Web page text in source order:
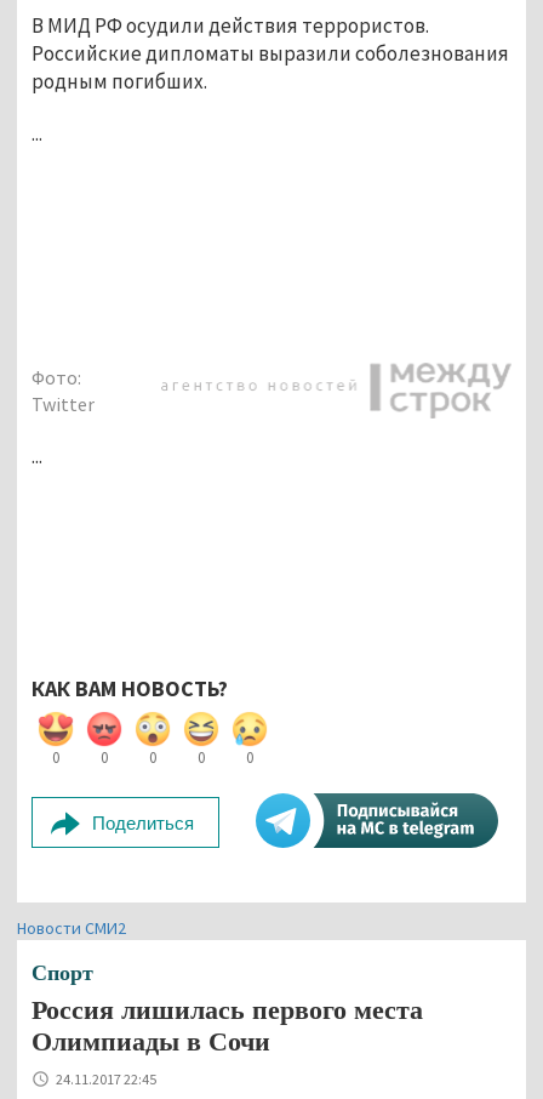
В МИД РФ осудили действия террористов.
Российские дипломаты выразили соболезнования
родным погибших.
...
Фото:
Twitter
...
КАК ВАМ НОВОСТЬ?
0 0 0 0 0
Поделиться
Новости СМИ2
Спорт
Россия лишилась первого места
Олимпиады в Сочи
24.11.2017 22:45